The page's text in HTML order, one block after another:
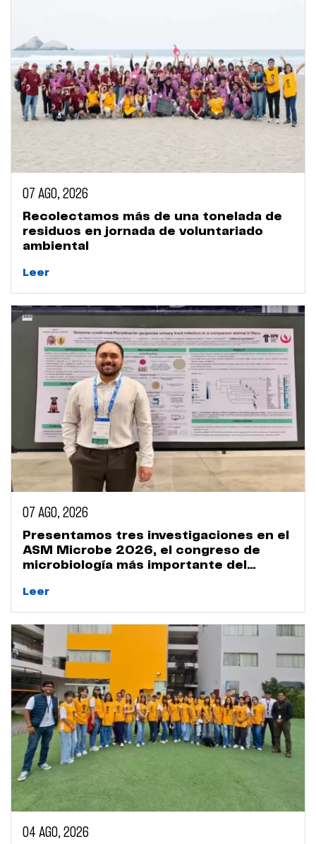
07 AGO, 2026
Recolectamos más de una tonelada de
residuos en jornada de voluntariado
ambiental
Leer
07 AGO, 2026
Presentamos tres investigaciones en el
ASM Microbe 2026, el congreso de
microbiología más importante del
Leer
04 AGO, 2026